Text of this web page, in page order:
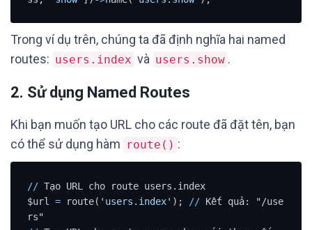
Trong ví dụ trên, chúng ta đã định nghĩa hai named
routes: users.index và users.show .
2. Sử dụng Named Routes
Khi bạn muốn tạo URL cho các route đã đặt tên, bạn
có thể sử dụng hàm route() :
// Tạo URL cho route users.index
$url = route( 'users.index' ); // Kết quả: "/use